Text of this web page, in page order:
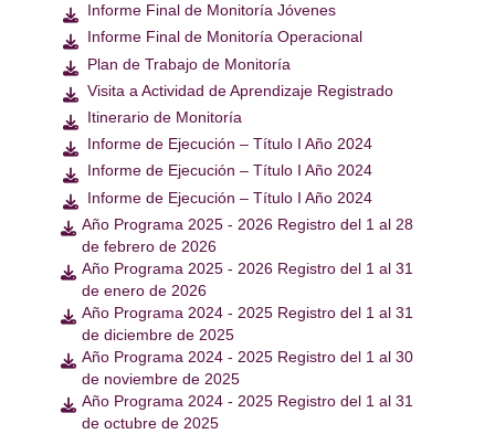
 Informe Final de Monitoría Jóvenes
 Informe Final de Monitoría Operacional
 Plan de Trabajo de Monitoría
 Visita a Actividad de Aprendizaje Registrado
 Itinerario de Monitoría
 Informe de Ejecución – Título I Año 2024
 Informe de Ejecución – Título I Año 2024
 Informe de Ejecución – Título I Año 2024
 Año Programa 2025 - 2026 Registro del 1 al 28
de febrero de 2026
 Año Programa 2025 - 2026 Registro del 1 al 31
de enero de 2026
 Año Programa 2024 - 2025 Registro del 1 al 31
de diciembre de 2025
 Año Programa 2024 - 2025 Registro del 1 al 30
de noviembre de 2025
 Año Programa 2024 - 2025 Registro del 1 al 31
de octubre de 2025